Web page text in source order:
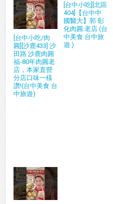
[台中小吃/肉
圓][沙鹿433] 沙
田路 沙鹿肉圓
福-80年肉圓老
店，本家直營
分店口味一樣
讚!(台中美食 台
中旅遊)
[台中小吃][北區
404]【台中中
國醫大】郭 彰
化肉圓 老店 (台
中美食 台中旅
遊 )